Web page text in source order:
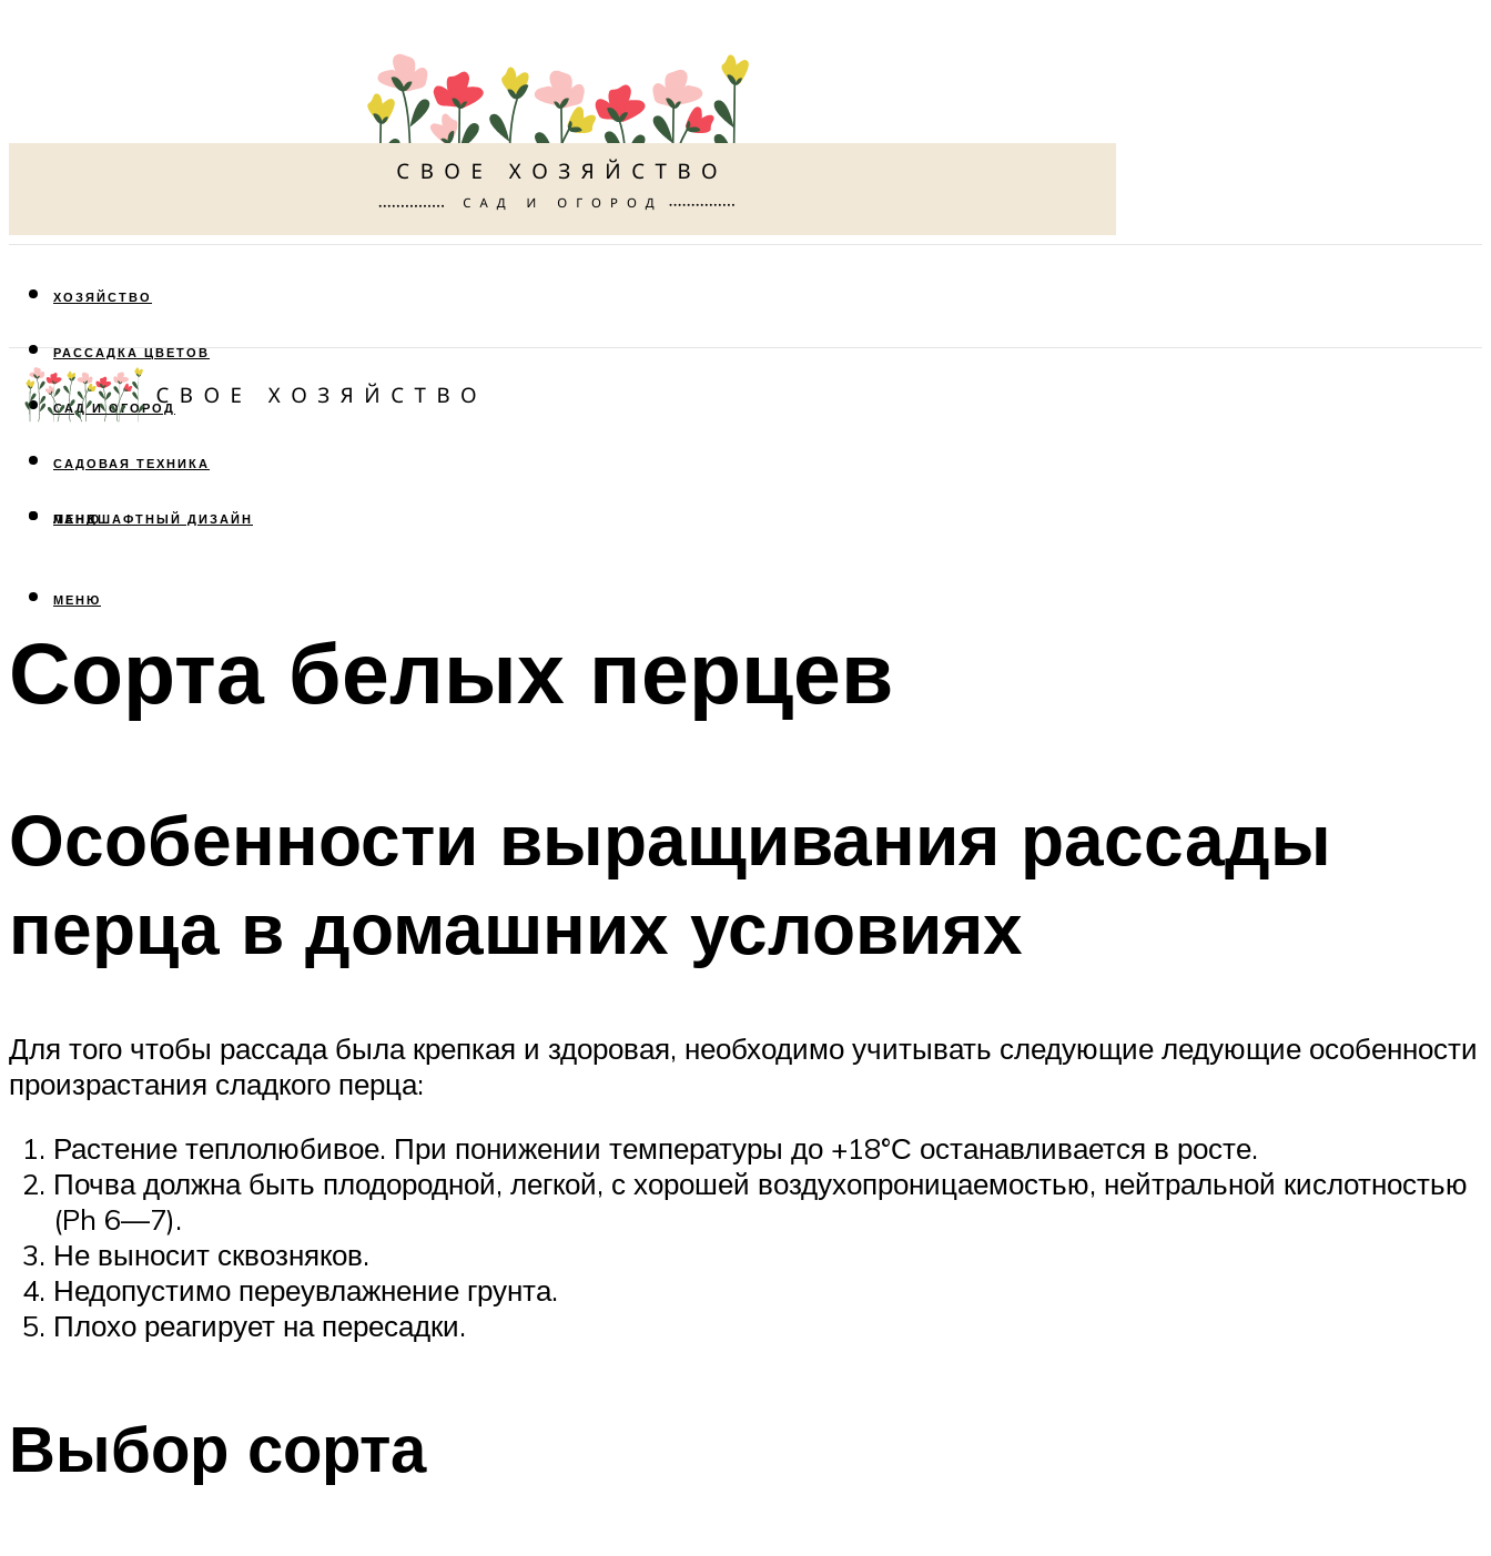
ХОЗЯЙСТВО
РАССАДКА ЦВЕТОВ
САД И ОГОРОД
САДОВАЯ ТЕХНИКА
ЛАНДШАФТНЫЙ ДИЗАЙН
МЕНЮ
МЕНЮ
Сорта белых перцев
Особенности выращивания рассады
перца в домашних условиях
Для того чтобы рассада была крепкая и здоровая, необходимо учитывать следующие ледующие особенности
произрастания сладкого перца:
Растение теплолюбивое. При понижении температуры до +18°С останавливается в росте.
Почва должна быть плодородной, легкой, с хорошей воздухопроницаемостью, нейтральной кислотностью
(Ph 6—7).
Не выносит сквозняков.
Недопустимо переувлажнение грунта.
Плохо реагирует на пересадки.
Выбор сорта